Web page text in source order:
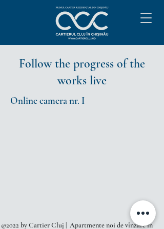
Follow the progress of the
works live
Online camera nr. I
©2022 by Cartier Cluj | Apartmente noi de vînzare în